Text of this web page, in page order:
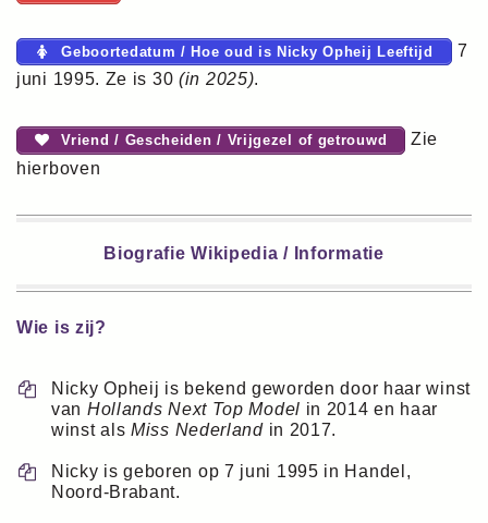
Geboortedatum / Hoe oud is Nicky Opheij Leeftijd
7
juni 1995. Ze is 30 (in 2025).
Vriend / Gescheiden / Vrijgezel of getrouwd
Zie
hierboven
Biografie Wikipedia / Informatie
Wie is zij?
Nicky Opheij is bekend geworden door haar winst
van Hollands Next Top Model in 2014 en haar
winst als Miss Nederlandin 2017.
Nicky is geboren op 7 juni 1995 in Handel,
Noord-Brabant.